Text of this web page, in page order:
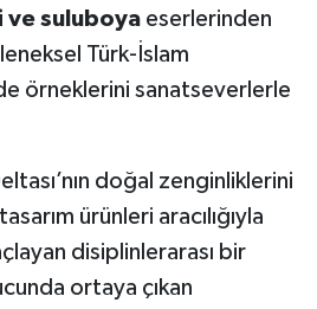
suluboyaeserlerinden
Türk-İslam
örneklerini sanatseverlerle
doğal zenginliklerini
ürünleri aracılığıyla
disiplinlerarası bir
ortaya çıkan